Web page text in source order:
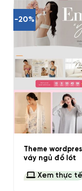
-20%
+
Theme
váy ngủ đồ lót
Xem thực tế